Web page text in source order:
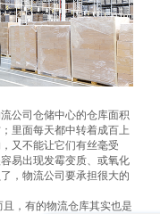
公司仓储中心的仓库面积
里面每天都中转着成百上
又不能让它们有丝毫受
易出现发霉变质、或氧化
，物流公司要承担很大的
，有的物流仓库其实也是